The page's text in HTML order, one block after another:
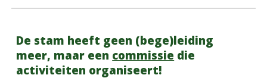
De stam heeft geen (bege)leiding
meer, maar een commissie die
activiteiten organiseert!